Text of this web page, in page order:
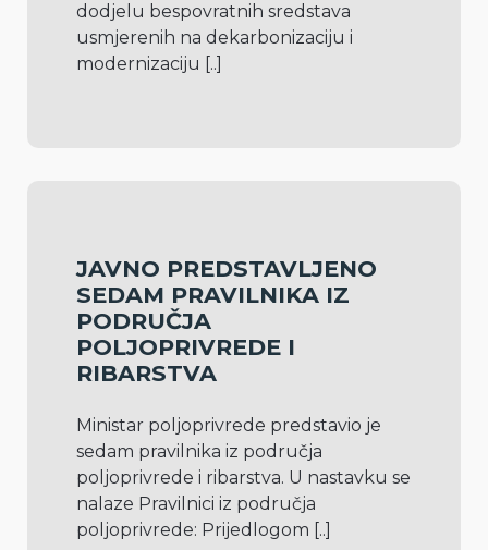
dodjelu bespovratnih sredstava
usmjerenih na dekarbonizaciju i
modernizaciju [..]
JAVNO PREDSTAVLJENO
SEDAM PRAVILNIKA IZ
PODRUČJA
POLJOPRIVREDE I
RIBARSTVA
Ministar poljoprivrede predstavio je
sedam pravilnika iz područja
poljoprivrede i ribarstva. U nastavku se
nalaze Pravilnici iz područja
poljoprivrede: Prijedlogom [..]